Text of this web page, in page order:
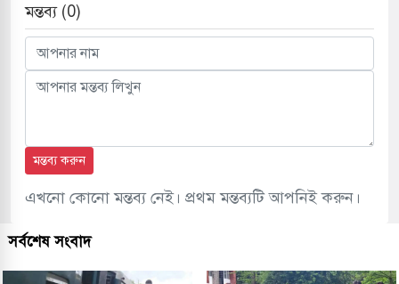
মন্তব্য (0)
মন্তব্য করুন
এখনো কোনো মন্তব্য নেই। প্রথম মন্তব্যটি আপনিই করুন।
সর্বশেষ সংবাদ